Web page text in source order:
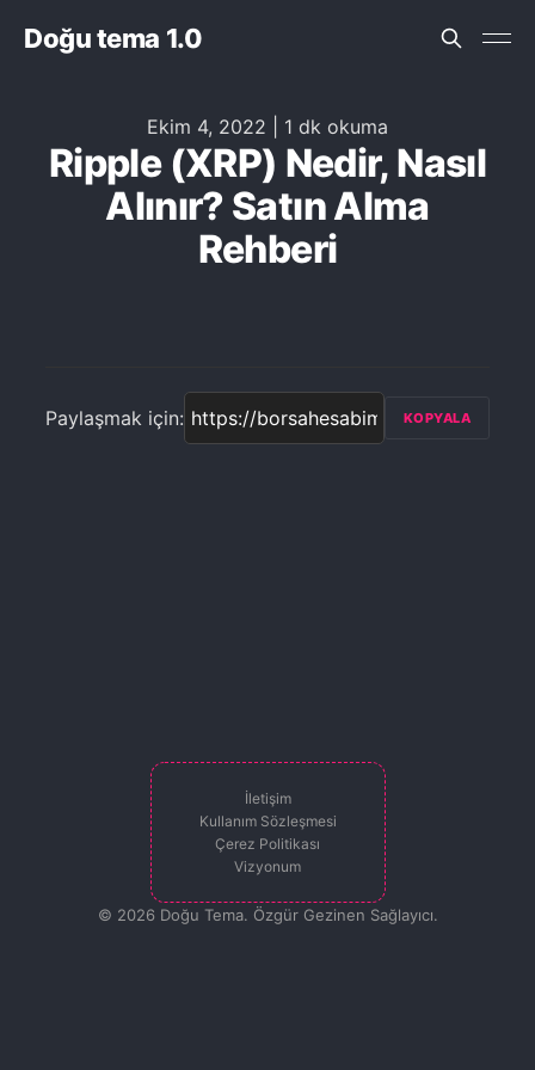
Doğu tema 1.0
Ekim 4, 2022 1 dk okuma
Ripple (XRP) Nedir, Nasıl
Alınır? Satın Alma
Rehberi
Paylaşmak için: KOPYALA
İletişim
Kullanım Sözleşmesi
Çerez Politikası
Vizyonum
© 2026 Doğu Tema. Özgür Gezinen Sağlayıcı.